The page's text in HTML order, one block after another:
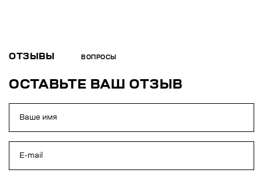
ОТЗЫВЫ ВОПРОСЫ
ОСТАВЬТЕ ВАШ ОТЗЫВ